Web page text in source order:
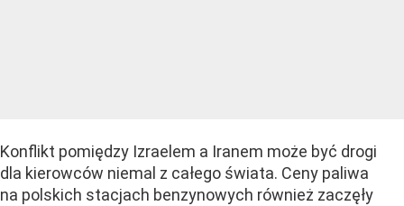
Konflikt pomiędzy Izraelem a Iranem może być drogi
dla kierowców niemal z całego świata. Ceny paliwa
na polskich stacjach benzynowych również zaczęły